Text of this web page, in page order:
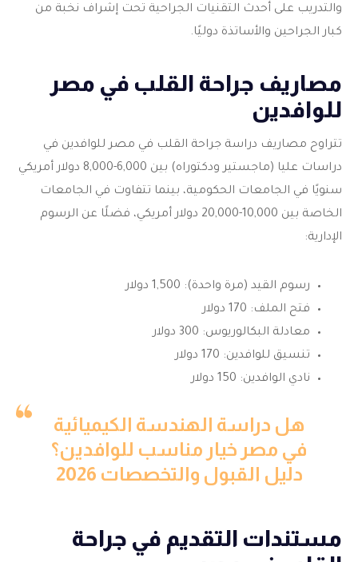
والتدريب على أحدث التقنيات الجراحية تحت إشراف نخبة من
كبار الجراحين والأساتذة دوليًا.
مصاريف جراحة القلب في مصر
للوافدين
تتراوح مصاريف دراسة جراحة القلب في مصر للوافدين في
دراسات عليا (ماجستير ودكتوراه) بين 6,000-8,000 دولار أمريكي
سنويًا في الجامعات الحكومية، بينما تتفاوت في الجامعات
الخاصة بين 10,000-20,000 دولار أمريكي، فضلًا عن الرسوم
الإدارية:
رسوم القيد (مرة واحدة): 1,500 دولار
فتح الملف: 170 دولار
معادلة البكالوريوس: 300 دولار
تنسيق للوافدين: 170 دولار
نادي الوافدين: 150 دولار
هل دراسة الهندسة الكيميائية
في مصر خيار مناسب للوافدين؟
دليل القبول والتخصصات 2026
مستندات التقديم في جراحة